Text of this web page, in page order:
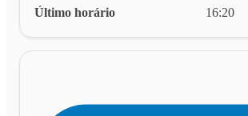
Último horário 16:20